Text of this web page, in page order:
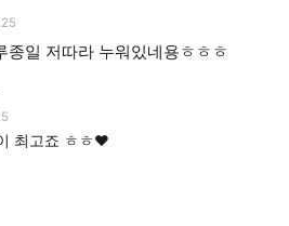
종일 저따라 누워있네용ㅎㅎㅎ
최고죠 ㅎㅎ♥︎